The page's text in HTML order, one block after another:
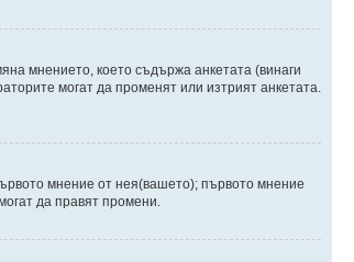
мнението, което съдържа анкетата (винаги
могат да променят или изтрият анкетата.
мнение от нея(вашето); първото мнение
да правят промени.